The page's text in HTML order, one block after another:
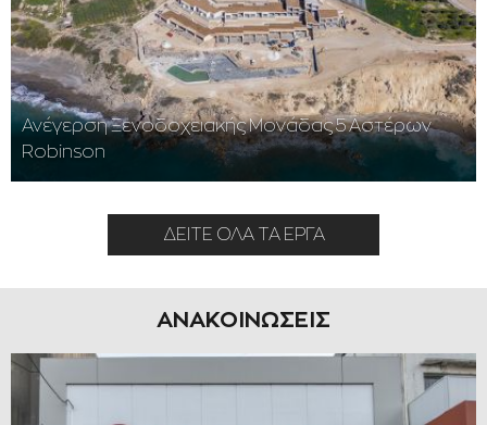
Ανέγερση Ξενοδοχειακής Μονάδας 5 Αστέρων
Robinson
ΔΕΙΤΕ ΟΛΑ ΤΑ ΕΡΓΑ
ΑΝΑΚΟΙΝΩΣΕΙΣ